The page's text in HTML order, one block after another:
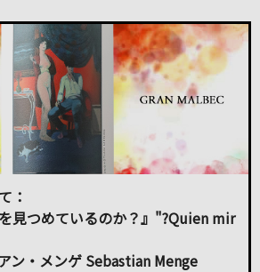
：
見つめているのか？』"?Quien mir
ン・メンゲ Sebastian Menge